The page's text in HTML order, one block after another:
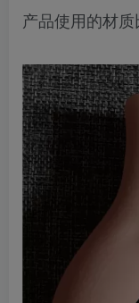
产品使用的材质